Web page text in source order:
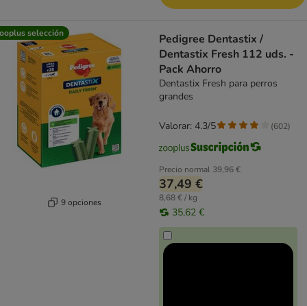
selección
9 opciones
Pedigree Dentastix /
Dentastix Fresh 112 uds. -
Pack Ahorro
Dentastix Fresh para perros
grandes
Precio normal 39,96 €
37,49 €
8,68 € / kg
35,62 €
Valorar: 4.3/5 (602)